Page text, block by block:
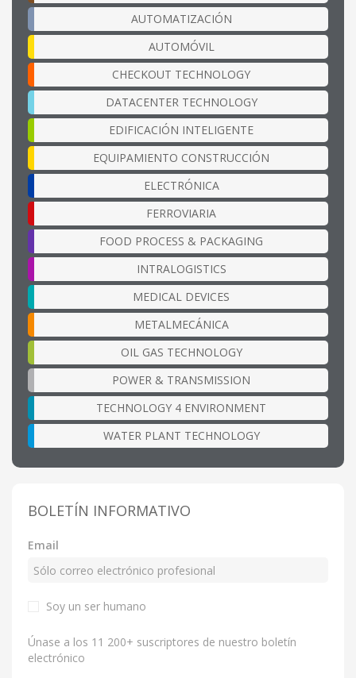
AUTOMATIZACIÓN
AUTOMÓVIL
CHECKOUT TECHNOLOGY
DATACENTER TECHNOLOGY
EDIFICACIÓN INTELIGENTE
EQUIPAMIENTO CONSTRUCCIÓN
ELECTRÓNICA
FERROVIARIA
FOOD PROCESS & PACKAGING
INTRALOGISTICS
MEDICAL DEVICES
METALMECÁNICA
OIL GAS TECHNOLOGY
POWER & TRANSMISSION
TECHNOLOGY 4 ENVIRONMENT
WATER PLANT TECHNOLOGY
BOLETÍN INFORMATIVO
Email
Soy un ser humano
Únase a los 11 200+ suscriptores de nuestro boletín
electrónico